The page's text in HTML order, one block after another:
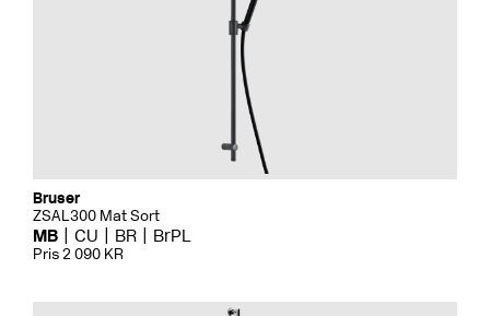
Bruser
ZSAL300 Mat Sort
MB CU BR BrPL
Pris 2 090 KR